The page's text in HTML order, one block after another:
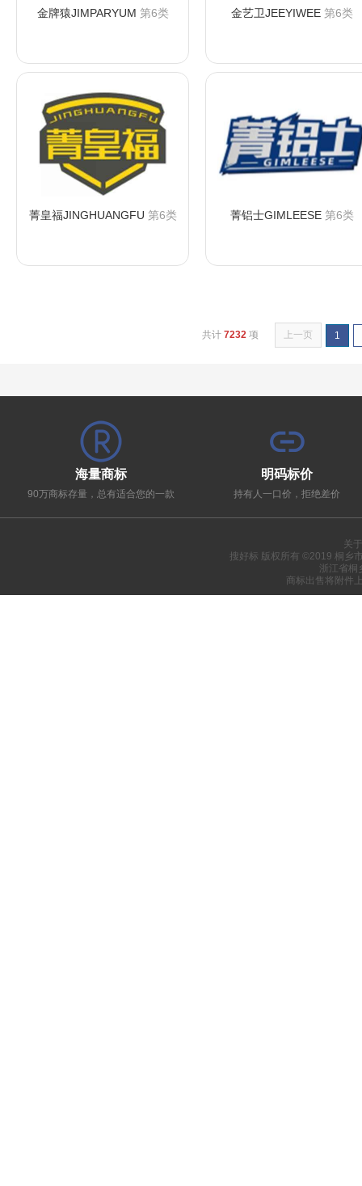
金牌猿JIMPARYUM 第6类 金艺卫JEEYIWEE第6类
菁皇福JINGHUANGFU 第6类 菁铝士GIMLEESE第6类
共计 7232 项 上一页 1
海量商标
90万商标存量，总有适合您的一款
明码标价
持有人一口价，拒绝差价
关
搜好标 版权所有 ©2019 桐乡
浙江省桐
商标出售将附件